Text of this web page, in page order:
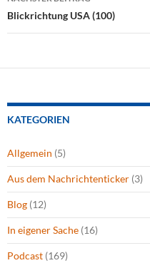
Blickrichtung USA (100)
KATEGORIEN
Allgemein (5)
Aus dem Nachrichtenticker (3)
Blog (12)
In eigener Sache (16)
Podcast (169)